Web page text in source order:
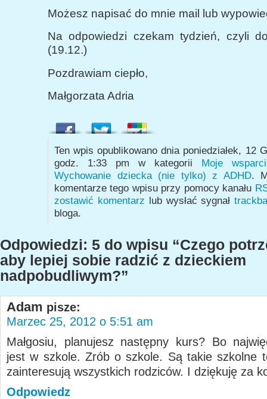
Możesz napisać do mnie mail lub
Na odpowiedzi czekam tydzień, czyli
(19.12.)
Pozdrawiam ciepło,
Małgorzata Adria
Ten wpis opublikowano dnia poniedziałek, 12
godz. 1:33 pm w kategorii Moje
Wychowanie dziecka (nie tylko) z ADHD.
komentarze tego wpisu przy pomocy kanału
zostawić komentarz lub wysłać sygnał
bloga.
Odpowiedzi: 5 do wpisu “Czego
aby lepiej sobie radzić z dzieckiem
nadpobudliwym?”
Adam pisze:
Marzec 25, 2012 o 5:51 am
Małgosiu, planujesz następny kurs? Bo
jest w szkole. Zrób o szkole. Są takie szkolne
zainteresują wszystkich rodziców. I dziękuję za
Odpowiedz